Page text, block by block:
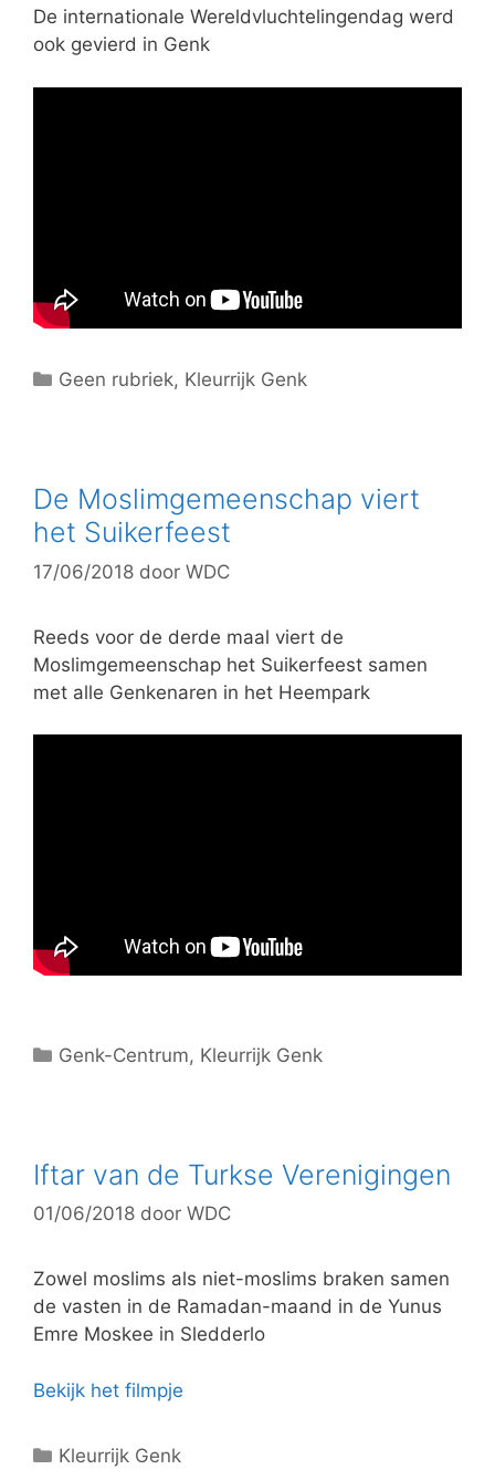
e
ë
De internationale Wereldvluchtelingendag werd
ook gevierd in Genk
C
g
o
r
i
ë
n
Geen rubriek, Kleurrijk Genk
De Moslimgemeenschap viert
het Suikerfeest
17/06/2018 door WDC
Reeds voor de derde maal viert de
Moslimgemeenschap het Suikerfeest samen
met alle Genkenaren in het Heempark
C
g
o
r
e
ë
n
Genk-Centrum, Kleurrijk Genk
Iftar van de Turkse Verenigingen
01/06/2018 door WDC
Zowel moslims als niet-moslims braken samen
de vasten in de Ramadan-maand in de Yunus
Emre Moskee in Sledderlo
Bekijk het filmpje
C
Kleurrijk Genk